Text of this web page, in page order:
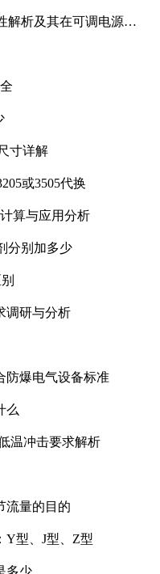
解析及其在可调电源设
寸详解
或3505代换
算与应用分析
分别加多少
调研与分析
防爆电气设备标准
么
温冲击要求解析
流量的目的
Y型、J型、Z型
多少